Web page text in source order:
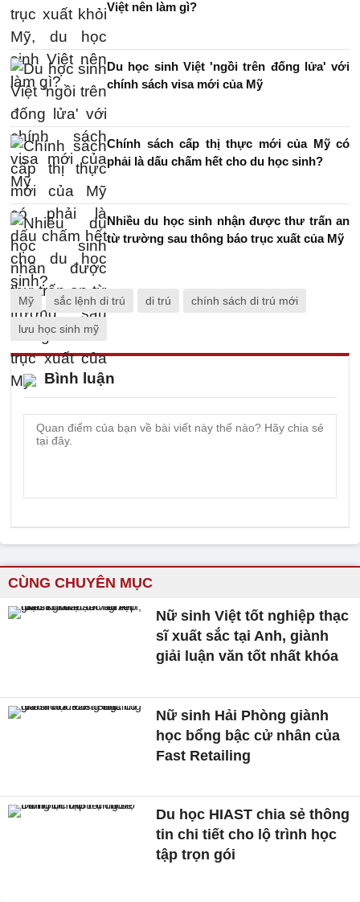
Việt nên làm gì?
Du học sinh Việt 'ngồi trên đống lửa' với
chính sách visa mới của Mỹ
Chính sách cấp thị thực mới của Mỹ có
phải là dấu chấm hết cho du học sinh?
Nhiều du học sinh nhận được thư trấn an
từ trường sau thông báo trục xuất của Mỹ
Mỹ sắc lệnh di trú di trú chính sách di trú mới
lưu học sinh mỹ
Bình luận
CÙNG CHUYÊN MỤC
Nữ sinh Việt tốt nghiệp thạc
sĩ xuất sắc tại Anh, giành
giải luận văn tốt nhất khóa
Nữ sinh Hải Phòng giành
học bổng bậc cử nhân của
Fast Retailing
Du học HIAST chia sẻ thông
tin chi tiết cho lộ trình học
tập trọn gói